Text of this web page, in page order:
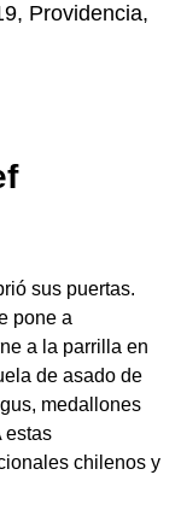
Providencia,
sus puertas.
pone a
a la parrilla en
de asado de
medallones
estas
chilenos y